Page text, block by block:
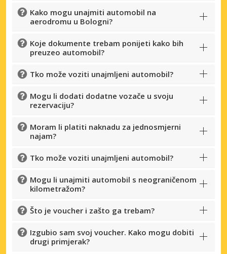
Kako mogu unajmiti automobil na
aerodromu u Bologni?
Koje dokumente trebam ponijeti kako bih
preuzeo automobil?
Tko može voziti unajmljeni automobil?
Mogu li dodati dodatne vozače u svoju
rezervaciju?
Moram li platiti naknadu za jednosmjerni
najam?
Tko može voziti unajmljeni automobil?
Mogu li unajmiti automobil s neograničenom
kilometražom?
Što je voucher i zašto ga trebam?
Izgubio sam svoj voucher. Kako mogu dobiti
drugi primjerak?